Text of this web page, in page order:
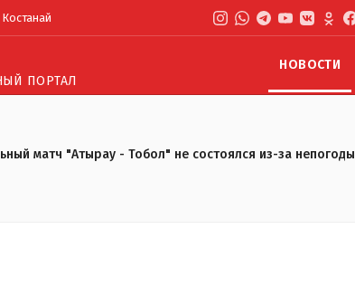
Костанай
ПОРТАЛ
НОВОСТИ
матч "Атырау - Тобол" не состоялся из-за непогоды